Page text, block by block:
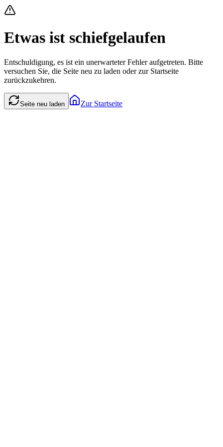
Etwas ist schiefgelaufen
Entschuldigung, es ist ein unerwarteter Fehler aufgetreten. Bitte
versuchen Sie, die Seite neu zu laden oder zur Startseite
zurückzukehren.
Seite neu laden Zur Startseite